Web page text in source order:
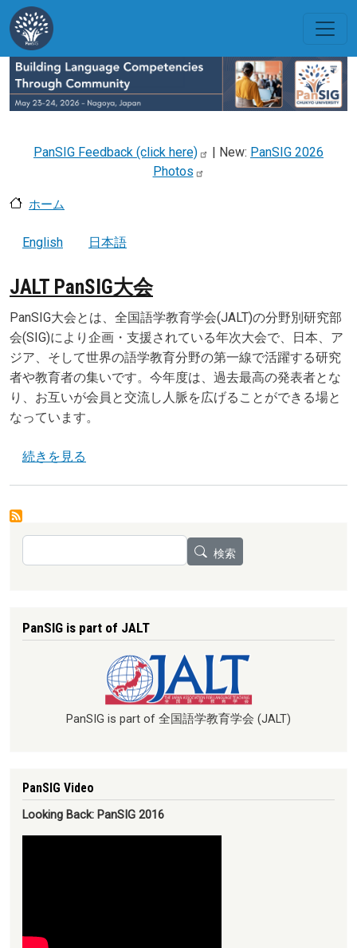
メインコンテンツに移動
PanSIG Feedback (click here) | New: PanSIG 2026
Photos
ホーム
English 日本語
JALT PanSIG大会
PanSIG大会とは、全国語学教育学会(JALT)の分野別研究部
会(SIG)により企画・支援されている年次大会で、日本、ア
ジア、そして世界の語学教育分野の第一線で活躍する研究
者や教育者の集いです。今年度は、過去最高の発表者とな
り、お互いが会員と交流し人脈を広げることができる場と
なっています。
JALT PanSIG大会 の
続きを見る
検索
検索
PanSIG is part of JALT
PanSIG is part of 全国語学教育学会 (JALT)
PanSIG Video
Looking Back: PanSIG 2016